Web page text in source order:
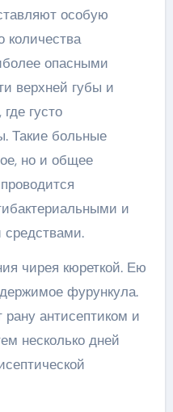
особую
количества
опасными
верхней губы и
густо
Такие больные
но и общее
и
средствами.
чирея кюреткой. Ею
фурункула.
антисептиком и
несколько дней